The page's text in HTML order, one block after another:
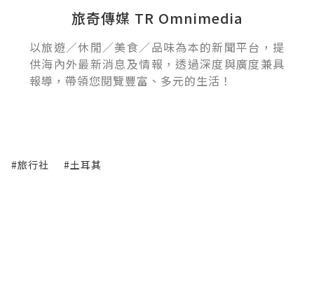
旅奇傳媒 TR Omnimedia
以旅遊／休閒／美食／品味為本的新聞平台，提
供海內外最新消息及情報，透過深度與廣度兼具
報導，帶領您閱覽豐富、多元的生活！
#旅行社 #土耳其